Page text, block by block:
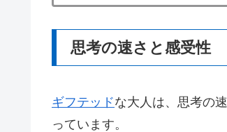
思考の速さと感受性
ギフテッドな大人は、思考の
っています。